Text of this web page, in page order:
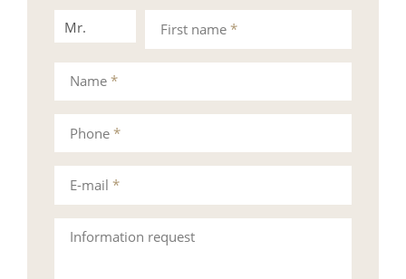
Mr. Mrs.First name *
Phone *
Information request
Name *
E-mail *